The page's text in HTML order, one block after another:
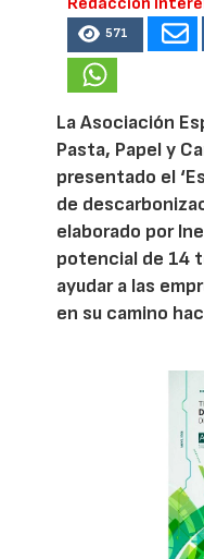
571
La Asociación
Pasta, Papel y
presentado el
de
elaborado por
potencial de 14
ayudar a las
en su camino